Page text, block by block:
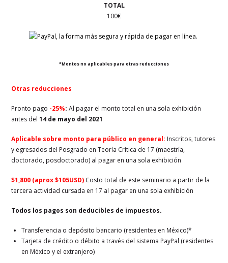
TOTAL
100€
*Montos no aplicables para otras reducciones
Otras reducciones
Pronto pago -25%: Al pagar el monto total en una sola exhibición
antes del 14 de mayo del 2021
Aplicable sobre monto para público en general: Inscritos, tutores
y egresados del Posgrado en Teoría Crítica de 17 (maestría,
doctorado, posdoctorado) al pagar en una sola exhibición
$1,800 (aprox $105USD) Costo total de este seminario a partir de la
tercera actividad cursada en 17 al pagar en una sola exhibición
Todos los pagos son deducibles de impuestos.
Transferencia o depósito bancario (residentes en México)*
Tarjeta de crédito o débito a través del sistema PayPal (residentes
en México y el extranjero)